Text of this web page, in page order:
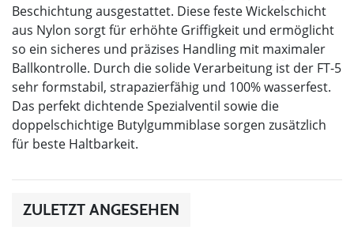
Beschichtung ausgestattet. Diese feste Wickelschicht
aus Nylon sorgt für erhöhte Griffigkeit und ermöglicht
so ein sicheres und präzises Handling mit maximaler
Ballkontrolle. Durch die solide Verarbeitung ist der FT-5
sehr formstabil, strapazierfähig und 100% wasserfest.
Das perfekt dichtende Spezialventil sowie die
doppelschichtige Butylgummiblase sorgen zusätzlich
für beste Haltbarkeit.
ZULETZT ANGESEHEN